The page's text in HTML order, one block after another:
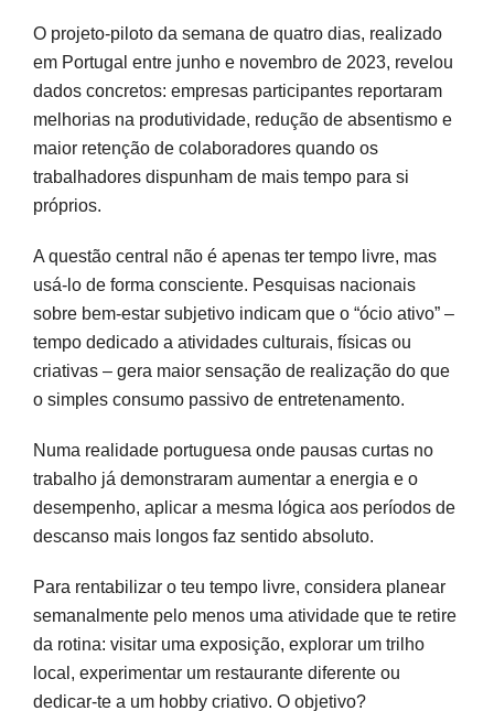
O projeto-piloto da semana de quatro dias, realizado
em Portugal entre junho e novembro de 2023, revelou
dados concretos: empresas participantes reportaram
melhorias na produtividade, redução de absentismo e
maior retenção de colaboradores quando os
trabalhadores dispunham de mais tempo para si
próprios.
A questão central não é apenas ter tempo livre, mas
usá-lo de forma consciente. Pesquisas nacionais
sobre bem-estar subjetivo indicam que o “ócio ativo” –
tempo dedicado a atividades culturais, físicas ou
criativas – gera maior sensação de realização do que
o simples consumo passivo de entretenamento.
Numa realidade portuguesa onde pausas curtas no
trabalho já demonstraram aumentar a energia e o
desempenho, aplicar a mesma lógica aos períodos de
descanso mais longos faz sentido absoluto.
Para rentabilizar o teu tempo livre, considera planear
semanalmente pelo menos uma atividade que te retire
da rotina: visitar uma exposição, explorar um trilho
local, experimentar um restaurante diferente ou
dedicar-te a um hobby criativo. O objetivo?